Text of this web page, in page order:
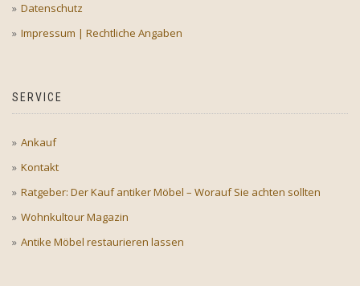
Datenschutz
Impressum | Rechtliche Angaben
SERVICE
Ankauf
Kontakt
Ratgeber: Der Kauf antiker Möbel – Worauf Sie achten sollten
Wohnkultour Magazin
Antike Möbel restaurieren lassen